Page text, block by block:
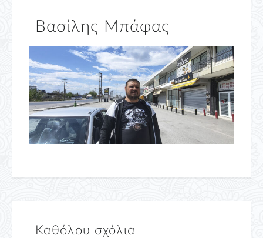
Βασίλης Μπάφας
Καθόλου σχόλια